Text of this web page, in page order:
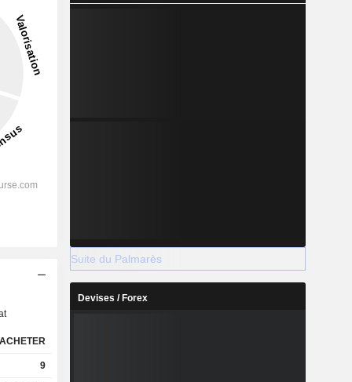
ACHETER
9
Suite du Palmarès
Devises / Forex